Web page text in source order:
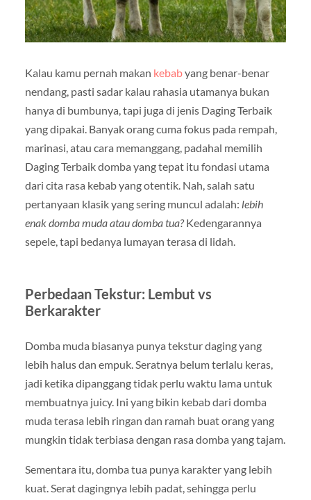
Kalau kamu pernah makan kebabyang benar-benar
nendang, pasti sadar kalau rahasia utamanya bukan
hanya di bumbunya, tapi juga di jenis Daging Terbaik
yang dipakai. Banyak orang cuma fokus pada rempah,
marinasi, atau cara memanggang, padahal memilih
Daging Terbaik domba yang tepat itu fondasi utama
dari cita rasa kebab yang otentik. Nah, salah satu
pertanyaan klasik yang sering muncul adalah: lebih
enak domba muda atau domba tua?Kedengarannya
sepele, tapi bedanya lumayan terasa di lidah.
Perbedaan Tekstur: Lembut vs
Berkarakter
Domba muda biasanya punya tekstur daging yang
lebih halus dan empuk. Seratnya belum terlalu keras,
jadi ketika dipanggang tidak perlu waktu lama untuk
membuatnya juicy. Ini yang bikin kebab dari domba
muda terasa lebih ringan dan ramah buat orang yang
mungkin tidak terbiasa dengan rasa domba yang tajam.
Sementara itu, domba tua punya karakter yang lebih
kuat. Serat dagingnya lebih padat, sehingga perlu